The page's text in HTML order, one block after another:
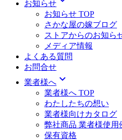
お知らせ
お知らせ TOP
さかな屋の嫁ブログ
ストアからのお知ら
メディア情報
よくある質問
お問合せ
業者様へ expand_more
業者様へ TOP
わたしたちの想い
業者様向けカタログ
弊社商品 業者様使用
保有資格